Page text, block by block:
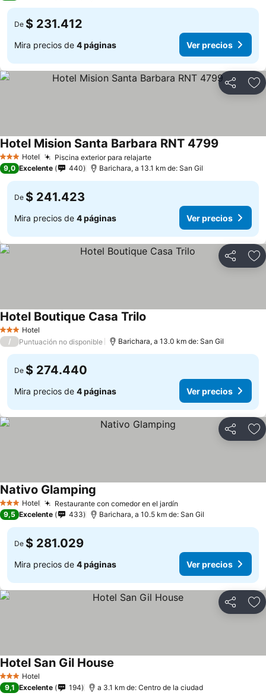
De $ 231.412
Mira precios de 4 páginas Ver precios
Compartir
3 Estrellas
Hotel Piscina exterior para relajarte
Hotel Mision Santa Barbara RNT 4799
9,0 Excelente 440 Barichara, a 13.1 km de: San Gil
De $ 241.423
Mira precios de 4 páginas Ver precios
Compartir
3 Estrellas
Hotel
Hotel Boutique Casa Trilo
/ Puntuación no disponible Barichara, a 13.0 km de: San Gil
De $ 274.440
Mira precios de 4 páginas Ver precios
Compartir
3 Estrellas
Hotel Restaurante con comedor en el jardín
Nativo Glamping
9,5 Excelente 433 Barichara, a 10.5 km de: San Gil
De $ 281.029
Mira precios de 4 páginas Ver precios
Compartir
3 Estrellas
Hotel
Hotel San Gil House
9,1 Excelente 194 a 3.1 km de: Centro de la ciudad